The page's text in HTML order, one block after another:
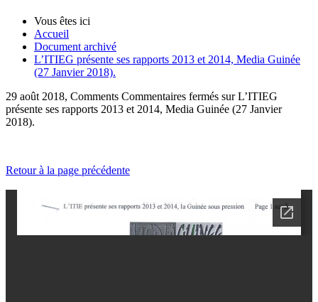
Vous êtes ici
Accueil
Document archivé
L’ITIEG présente ses rapports 2013 et 2014, Media Guinée
(27 Janvier 2018).
29 août 2018, Comments Commentaires fermés sur L’ITIEG
présente ses rapports 2013 et 2014, Media Guinée (27 Janvier
2018).
Retour à la page précédente